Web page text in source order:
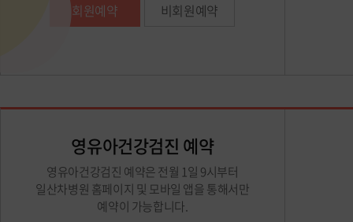
회원예약 비회원예약
영유아건강검진 예약
영유아건강검진 예약은 전월 1일 9시부터
일산차병원 홈페이지 및 모바일 앱을 통해서만
예약이 가능합니다.